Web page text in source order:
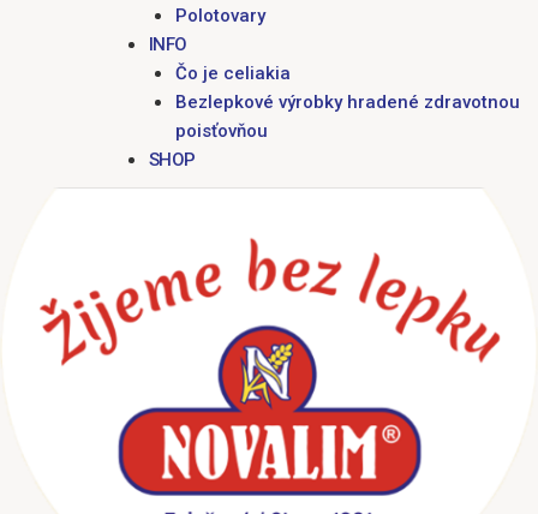
Polotovary
INFO
Čo je celiakia
Bezlepkové výrobky hradené zdravotnou
poisťovňou
SHOP